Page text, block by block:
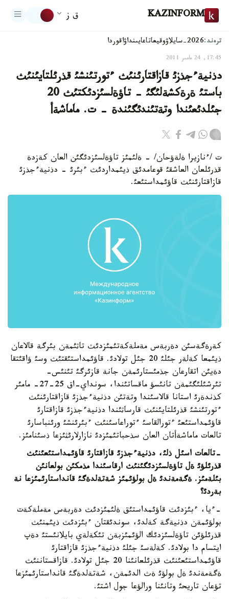
KAZINFORM ق ز
ترەند:2026-سايلاۋ وقيعاتاعايىنداۋاقوردا
17:45, 24 مامىر 2011
دذنيةءجذزئ قازاقتارئنئث ءتورتئنشئ قذرئلتايئنئث
باستئ ةرةكشةلئگئ - تاؤةلسئزدئكتئث 20
جئلدئعئندا وتةتئندئگئندة - ت. ماماشةأ
ت /ءنازيرا ةلةؤحان/ - ةلئمئز تاؤةلسئزدئگئن العان كةزدة
قذرئلعان العاشقئ قوعامدئق ذيئمداردئث ءبئرئ - دذنيةءجذزئ
قازاقتارئنئث قاؤئمداستئعئ.
كةرةگةسئن دةربةس مةملةكةتئمئزدئث تاثئمةن بئرگة قالاعان
ذيئمعا كةلةر جئلئ 20 جئل تولادئ. قاؤئمداستئقتئث وسئ ؤاقئتقا
دةيئن اتقارعان جذمئستارئمةن جانة قازئرگئ تئنئس-
تئرشئلئگئمةن تانئسؤ ماقساتئندا، سونداي-اق 25-27- مامئر
كذندةرئ استانا قالاسئندا وتةتئن دذنيةءجذزئ قازاقتارئنئث
ءتورتئنشئ قذرئلتايئنئث قارساثئندا دذنيةءجذزئ قازاقتارئ
قاؤئمداستئعئ ءتورالقاسئ ءتوراعاسئنئث ءبئرئنشئ ورئنباسارئ
تالعات ماماشةأتان العان سذحباتئمئزدئ نازارلارئثئزعا ذسئنامئز.
-تالعات اسئل ذلئ، دذنيةءجذزئ قازاقتارئ قاؤئمداستئعئنئث
قذرئلؤئ ةل تاؤةلسئزدئگئنئث ارقاسئندا مذمكئن بولعانئن
بئلةمئز. ةگةمةندئ ةل بولؤئمئز شةتةلدةگئ قانداستارئمئزعا نة
بةردئ؟
-ءيا، ءبئزدئث قاؤئمداستئق ةلئمئزدئث دةربةس مةملةكةت
بولؤئمةن دذنيةگة كةلدئ، سوندئقتان ءبئزدئث ذيئمنئث
قذرئلؤئن تاؤةلسئزدئك الؤئمئزبةن تئكةلةي بايلانئستئ دةپ
ايتسام دا بولادئ. كةلةسئ جئلئ دذنيةءجذزئ قازاقتارئ
قاؤئمداستئعئنئث قذرئلعانئنا 20 جئل تولادئ. قازاقستاننئث
ةگةمةندئ ةل بولؤئ ةث الدئمةن، شةتةلدةگئ قانداستارئمئزعا
تؤعان تاريحئ وتانئنا ورالؤعا جول اشتئ.